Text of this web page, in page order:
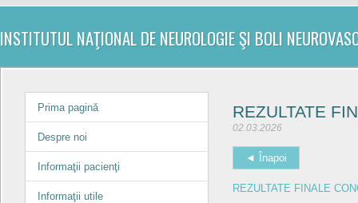
INSTITUTUL NAŢIONAL DE NEUROLOGIE ŞI BOLI
Prima pagină
Despre noi
Informaţii pacienţi
Informaţii utile
REZULTATE
02.03.2026
◄ Înapoi
REZULTATE FINALE